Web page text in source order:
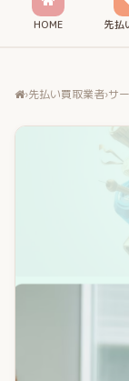
HOME 先払
›先払い買取業者›サ